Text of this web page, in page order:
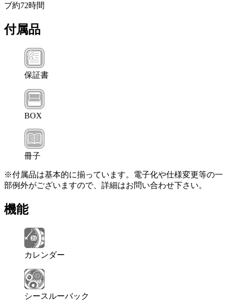
ブ約72時間
付属品
保証書
BOX
冊子
※付属品は基本的に揃っています。電子化や仕様変更等の一
部例外がございますので、詳細はお問い合わせ下さい。
機能
カレンダー
シースルーバック